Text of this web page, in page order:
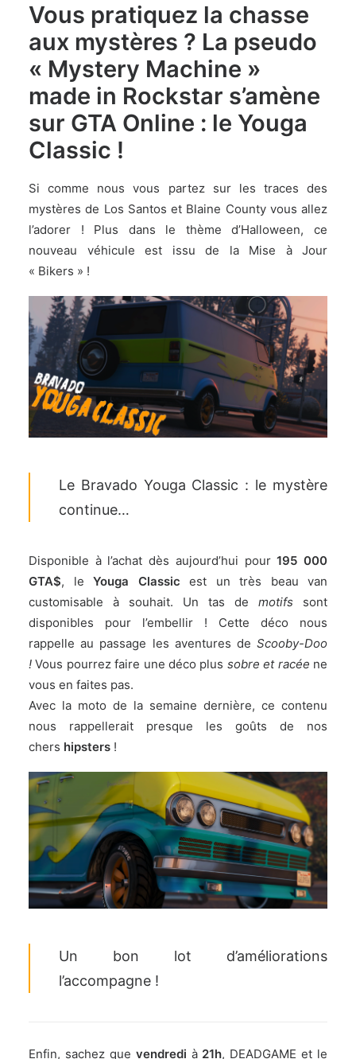
Vous pratiquez la chasse
aux mystères ? La pseudo
« Mystery Machine »
made in Rockstar s’amène
sur GTA Online : le Youga
Classic !
Si comme nous vous partez sur les traces des
mystères de Los Santos et Blaine County vous allez
l’adorer ! Plus dans le thème d’Halloween, ce
nouveau véhicule est issu de la Mise à Jour
« Bikers » !
Le Bravado Youga Classic : le mystère
continue…
Disponible à l’achat dès aujourd’hui pour195 000
GTA$, le Youga Classic est un très beau van
customisable à souhait. Un tas de motifs sont
disponibles pour l’embellir ! Cette déco nous
rappelle au passage les aventures de Scooby-Doo
! Vous pourrez faire une déco plus sobre et racée ne
vous en faites pas.
Avec la moto de la semaine dernière, ce contenu
nous rappellerait presque les goûts de nos
chers hipsters !
Un bon lot d’améliorations
l’accompagne !
Enfin, sachez que vendredi à21h, DEADGAME et le